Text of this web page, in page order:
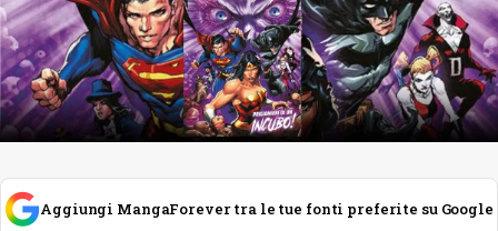
Aggiungi MangaForever tra le tue fonti preferite su Google